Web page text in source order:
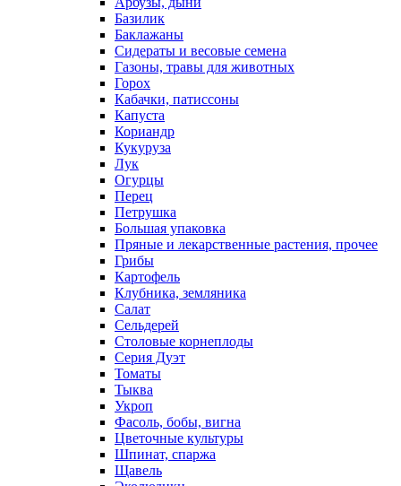
Базилик
Баклажаны
Сидераты и весовые семена
Газоны, травы для животных
Горох
Кабачки, патиссоны
Капуста
Кориандр
Кукуруза
Лук
Огурцы
Перец
Петрушка
Большая упаковка
Пряные и лекарственные растения, прочее
Грибы
Картофель
Клубника, земляника
Салат
Сельдерей
Столовые корнеплоды
Серия Дуэт
Томаты
Тыква
Укроп
Фасоль, бобы, вигна
Цветочные культуры
Шпинат, спаржа
Щавель